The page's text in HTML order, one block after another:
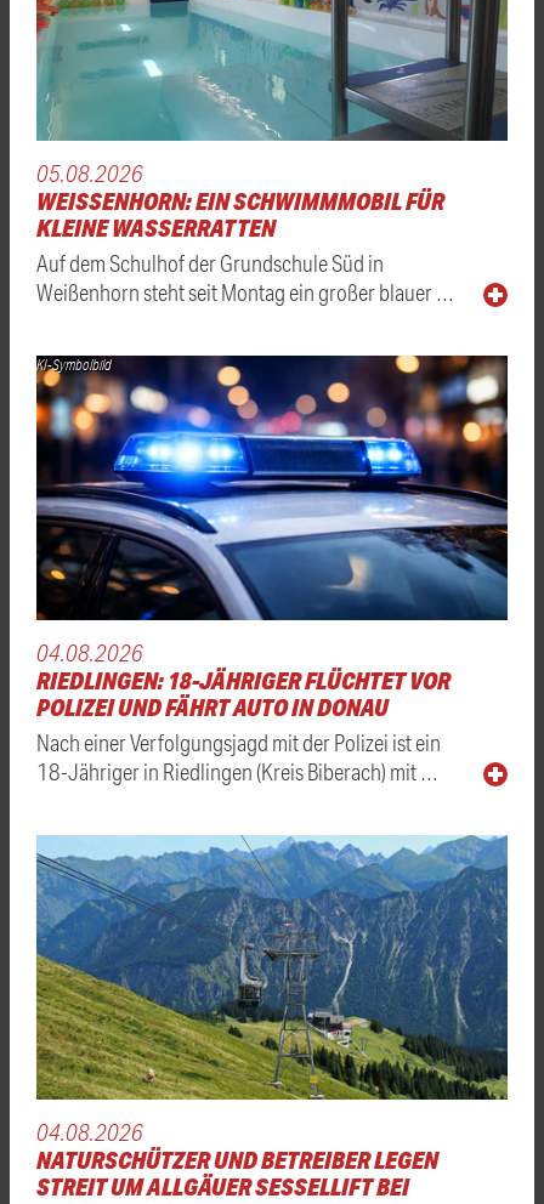
05.08.2026
WEISSENHORN: EIN SCHWIMMMOBIL FÜR K
LEINE WASSERRATTEN
Auf dem Schulhof der Grundschule Süd in
Weißenhorn steht seit Montag ein großer blauer …
KI-Symbolbild
04.08.2026
RIEDLINGEN: 18-JÄHRIGER FLÜCHTET VOR
POLIZEI UND FÄHRT AUTO IN DONAU
Nach einer Verfolgungsjagd mit der Polizei ist ein
18-Jähriger in Riedlingen (Kreis Biberach) mit …
04.08.2026
NATURSCHÜTZER UND BETREIBER LEGEN
STREIT UM ALLGÄUER SESSELLIFT BEI